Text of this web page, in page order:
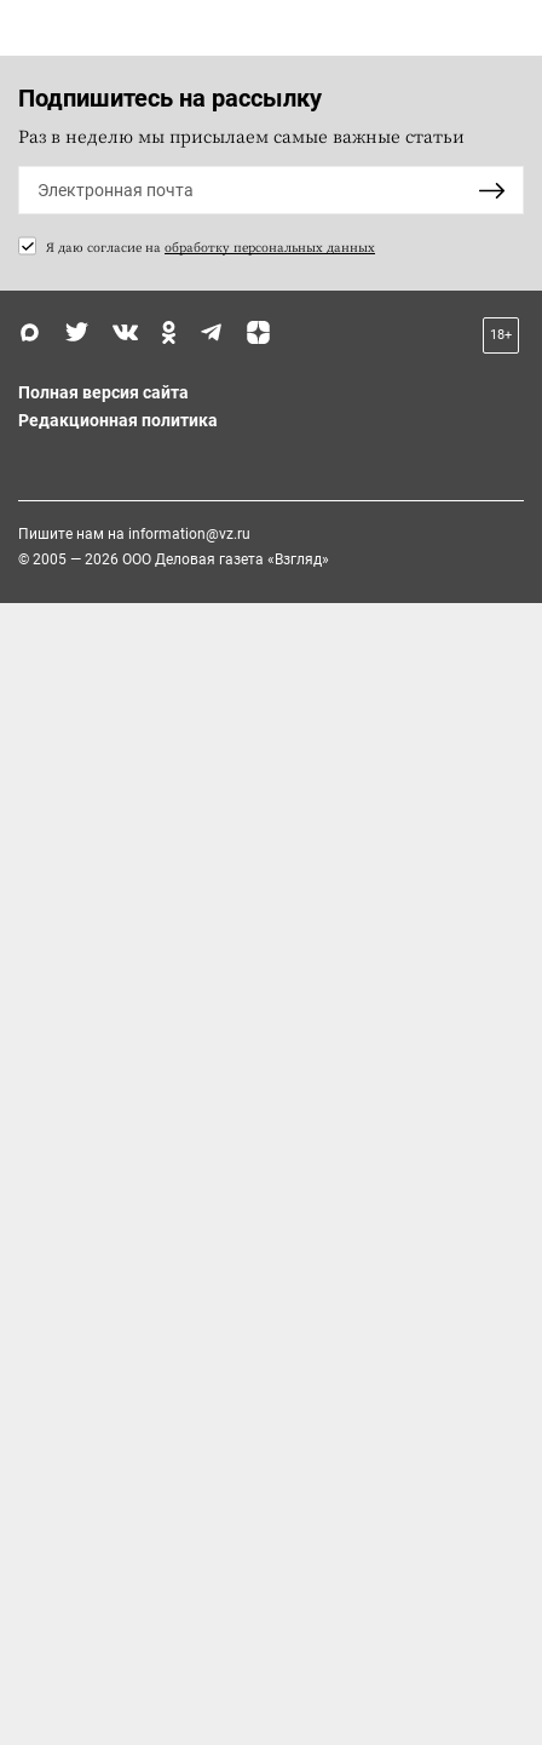
Подпишитесь на рассылку
Раз в неделю мы присылаем самые важные статьи
Я даю согласие на обработку персональных данных
18+
Полная версия сайта
Редакционная политика
Пишите нам на information@vz.ru
© 2005 — 2026 ООО Деловая газета «Взгляд»